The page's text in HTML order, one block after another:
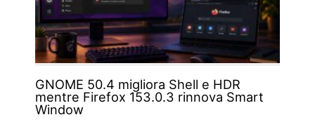
GNOME 50.4 migliora Shell e HDR
mentre Firefox 153.0.3 rinnova Smart
Window